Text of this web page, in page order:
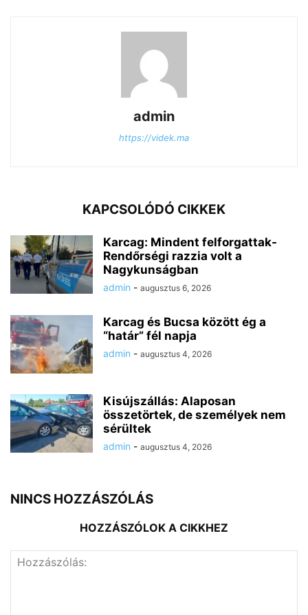
admin
https://videk.ma
KAPCSOLÓDÓ CIKKEK
Karcag: Mindent felforgattak-
Rendőrségi razzia volt a
Nagykunságban
admin - augusztus 6, 2026
Karcag és Bucsa között ég a
“határ” fél napja
admin - augusztus 4, 2026
Kisújszállás: Alaposan
összetörtek, de személyek nem
sérültek
admin - augusztus 4, 2026
NINCS HOZZÁSZÓLÁS
HOZZÁSZÓLOK A CIKKHEZ